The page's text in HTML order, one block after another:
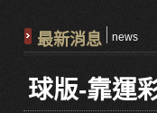
最新消息 news
球版-靠運